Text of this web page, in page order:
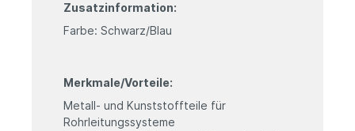
Zusatzinformation:
Farbe: Schwarz/Blau
Merkmale/Vorteile:
Metall- und Kunststoffteile für
Rohrleitungssysteme